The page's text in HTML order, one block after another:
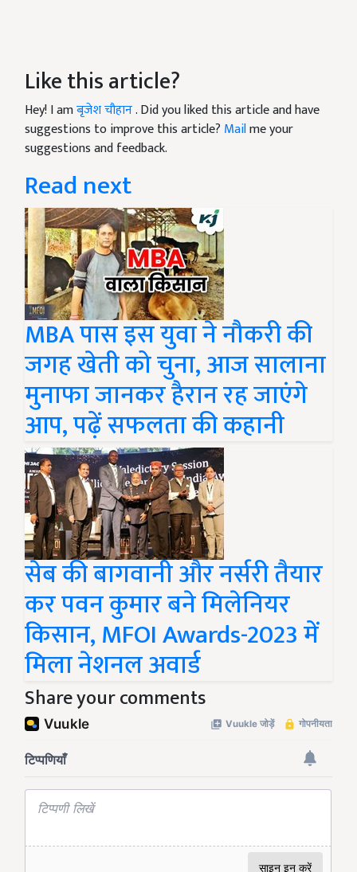
Like this article?
Hey! I amबृजेश चौहान. Did you liked this article and have
suggestions to improve this article? Mailme your
suggestions and feedback.
Read next
MBA पास इस युवा ने नौकरी की
जगह खेती को चुना, आज सालाना
मुनाफा जानकर हैरान रह जाएंगे
आप, पढ़ें सफलता की कहानी
सेब की बागवानी और नर्सरी तैयार
कर पवन कुमार बने मिलेनियर
किसान, MFOI Awards-2023 में
मिला नेशनल अवार्ड
Share your comments